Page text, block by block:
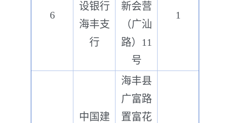
6
设银行
海丰支
行
新会营
（广汕
路）11
号
1
中国建
海丰县
广富路
置富花